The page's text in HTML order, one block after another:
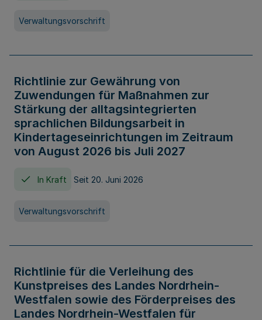
Verwaltungsvorschrift
Richtlinie zur Gewährung von
Zuwendungen für Maßnahmen zur
Stärkung der alltagsintegrierten
sprachlichen Bildungsarbeit in
Kindertageseinrichtungen im Zeitraum
von August 2026 bis Juli 2027
In Kraft Seit 20. Juni 2026
Verwaltungsvorschrift
Richtlinie für die Verleihung des
Kunstpreises des Landes Nordrhein-
Westfalen sowie des Förderpreises des
Landes Nordrhein-Westfalen für